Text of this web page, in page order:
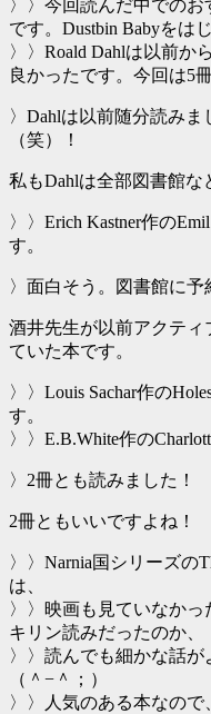
〉〉今回読んだ中でのお
です。Dustbin Babyをは
〉〉Roald Dahlは以前か
良かったです。今回は5冊
〉Dahlは以前随分読み
（笑）！
私もDahlは全部図書館な
〉〉Erich Kastner作の
す。
〉面白そう。図書館に予
酒井先生が以前アクティ
ていた本です。
〉〉Louis Sachar作の
す。
〉〉E.B.White作の
〉2冊とも読みました！
2冊ともいいですよね！
〉〉Narnia国シリーズの
は、
〉〉映画も見ていなかっ
キリン読みだったのか、
〉〉読んでも細かな話
（＾−＾；）
〉〉人気のある本なの